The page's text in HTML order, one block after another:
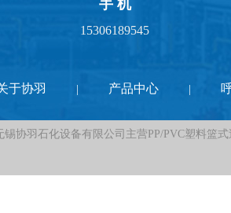
手 机
15306189545
于协羽 产品中心
锡协羽石化设备有限公司主营PP/PVC塑料篮